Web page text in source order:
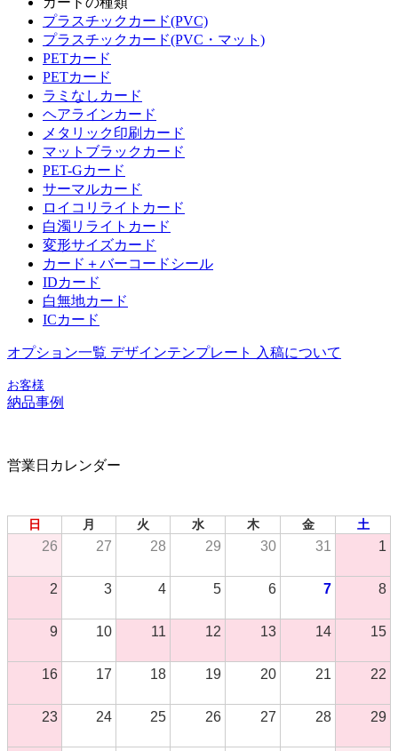
プラスチックカード(PVC)
プラスチックカード(PVC・マット)
PETカード
PETカード
ラミなしカード
ヘアラインカード
メタリック印刷カード
マットブラックカード
PET-Gカード
サーマルカード
ロイコリライトカード
白濁リライトカード
変形サイズカード
カード＋バーコードシール
IDカード
白無地カード
ICカード
オプション一覧 デザインテンプレート 入稿について
お客様
納品事例
営業日カレンダー
日 月 火 水 木 金 土
26 27 28 29 30 31 1
2 3 4 5 6 7 8
9 10 11 12 13 14 15
16 17 18 19 20 21 22
23 24 25 26 27 28 29